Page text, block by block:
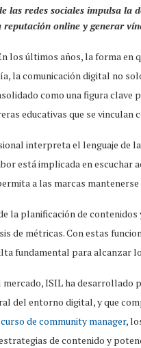
las redes sociales impulsa la
online y generar
los últimos años, la forma en
la comunicación digital no
como una figura
educativas que se vinculan
interpreta el lenguaje de
está implicada en
a las marcas
la planificación de
de métricas. Con estas
fundamental para alcanzar
mercado, ISIL ha
del entorno digital, y que
curso de community manager,
de contenido y